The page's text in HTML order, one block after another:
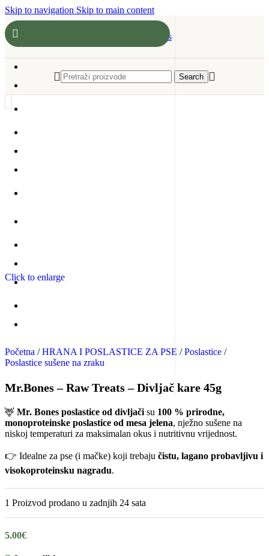
Skip to navigation Skip to main content
Search
Click to enlarge
Početna / HRANA I POSLASTICE ZA PSE / Poslastice /
Poslastice sušene na zraku
Mr.Bones – Raw Treats – Divljač kare 45g
🦌 Mr. Bones poslastice od divljači su 100 % prirodne,
monoproteinske poslastice od mesa jelena, nježno sušene na
niskoj temperaturi za maksimalan okus i nutritivnu vrijednost.
👉 Idealne za pse (i mačke) koji trebaju čistu, lagano probavljivu i
visokoproteinsku nagradu.
1 Proizvod prodano u zadnjih 24 sata
5.00€